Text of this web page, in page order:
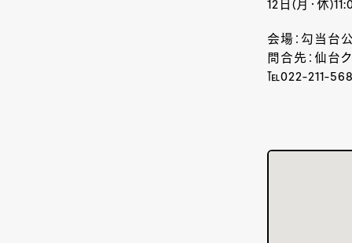
12日(月･休
会場：勾当台
問合先：仙台
℡022-211-